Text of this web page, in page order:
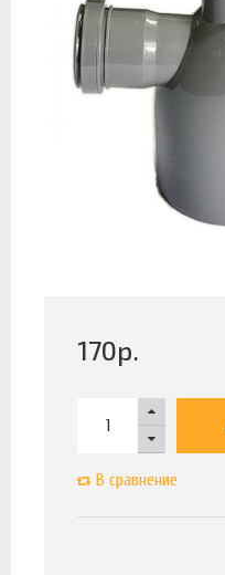
170р.
В сравнение